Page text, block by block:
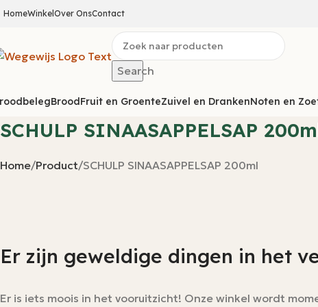
HomeWinkel Over OnsContact
Search
BroodFruit en GroenteZuivel en DrankenNoten en
SCHULP SINAASAPPELSAP
Home Product SCHULP SINAASAPPELSAP 200ml
Er zijn geweldige dingen in het
Er is iets moois in het vooruitzicht! Onze winkel wordt